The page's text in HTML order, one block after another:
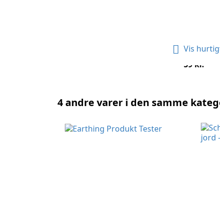
Schuko Adapter Til Stik
Pris
59 kr.
 Vis
4 andre varer i den samme